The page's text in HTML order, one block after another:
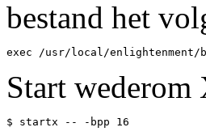
bestand het
Start